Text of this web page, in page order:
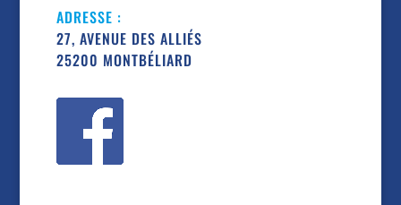
ADRESSE :
27, AVENUE DES ALLIÉS
25200 MONTBÉLIARD